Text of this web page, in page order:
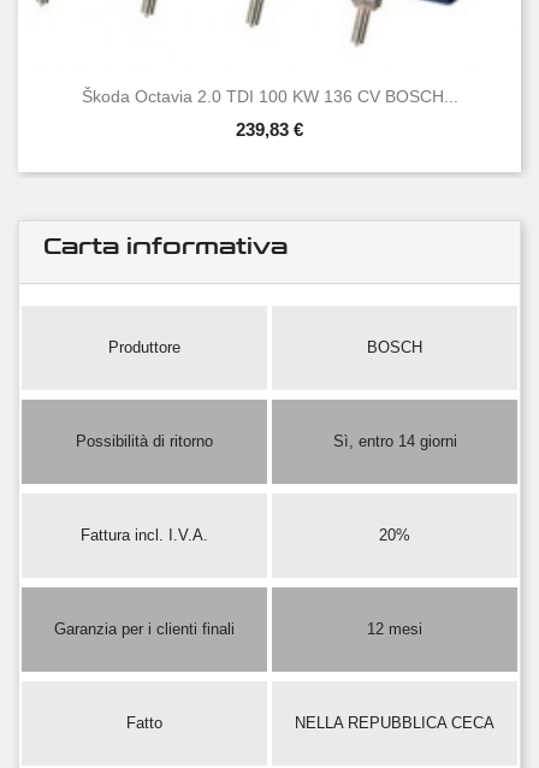
Škoda Octavia 2.0 TDI 100 KW 136 CV BOSCH...
239,83 €
Carta informativa
Produttore BOSCH
Possibilità di ritorno Sì, entro 14 giorni
Fattura incl. I.V.A. 20%
Garanzia per i clienti finali 12 mesi
Fatto NELLA REPUBBLICA CECA